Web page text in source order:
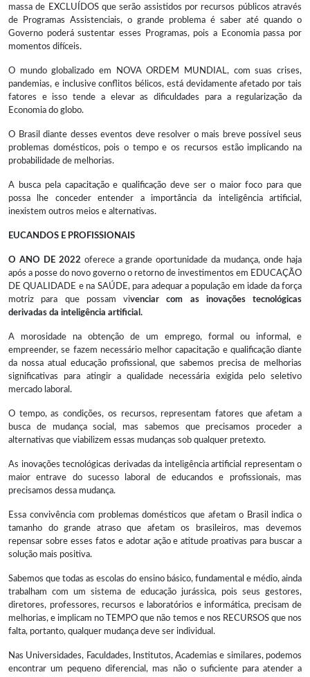
massa de EXCLUÍDOS que serão assistidos por recursos públicos através
de Programas Assistenciais, o grande problema é saber até quando o
Governo poderá sustentar esses Programas, pois a Economia passa por
momentos difíceis.
O mundo globalizado em NOVA ORDEM MUNDIAL, com suas crises,
pandemias, e inclusive conflitos bélicos, está devidamente afetado por tais
fatores e isso tende a elevar as dificuldades para a regularização da
Economia do globo.
O Brasil diante desses eventos deve resolver o mais breve possível seus
problemas domésticos, pois o tempo e os recursos estão implicando na
probabilidade de melhorias.
A busca pela capacitação e qualificação deve ser o maior foco para que
possa lhe conceder entender a importância da inteligência artificial,
inexistem outros meios e alternativas.
EUCANDOS E PROFISSIONAIS
O ANO DE 2022 oferece a grande oportunidade da mudança, onde haja
após a posse do novo governo o retorno de investimentos em EDUCAÇÃO
DE QUALIDADE e na SAÚDE, para adequar a população em idade da força
motriz para que possam vivenciar com as inovações tecnológicas
derivadas da inteligência artificial.
A morosidade na obtenção de um emprego, formal ou informal, e
empreender, se fazem necessário melhor capacitação e qualificação diante
da nossa atual educação profissional, que sabemos precisa de melhorias
significativas para atingir a qualidade necessária exigida pelo seletivo
mercado laboral.
O tempo, as condições, os recursos, representam fatores que afetam a
busca de mudança social, mas sabemos que precisamos proceder a
alternativas que viabilizem essas mudanças sob qualquer pretexto.
As inovações tecnológicas derivadas da inteligência artificial representam o
maior entrave do sucesso laboral de educandos e profissionais, mas
precisamos dessa mudança.
Essa convivência com problemas domésticos que afetam o Brasil indica o
tamanho do grande atraso que afetam os brasileiros, mas devemos
repensar sobre esses fatos e adotar ação e atitude proativas para buscar a
solução mais positiva.
Sabemos que todas as escolas do ensino básico, fundamental e médio, ainda
trabalham com um sistema de educação jurássica, pois seus gestores,
diretores, professores, recursos e laboratórios e informática, precisam de
melhorias, e implicam no TEMPO que não temos e nos RECURSOS que nos
falta, portanto, qualquer mudança deve ser individual.
Nas Universidades, Faculdades, Institutos, Academias e similares, podemos
encontrar um pequeno diferencial, mas não o suficiente para atender a